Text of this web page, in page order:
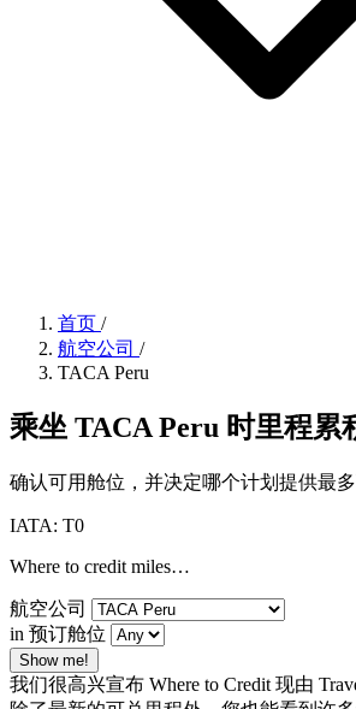
首页 /
航空公司 /
TACA Peru
乘坐 TACA Peru 时里程累
确认可用舱位，并决定哪个计划提供最多
IATA: T0
Where to credit miles…
航空公司
in 预订舱位
Show me!
我们很高兴宣布 Where to Credit 现由